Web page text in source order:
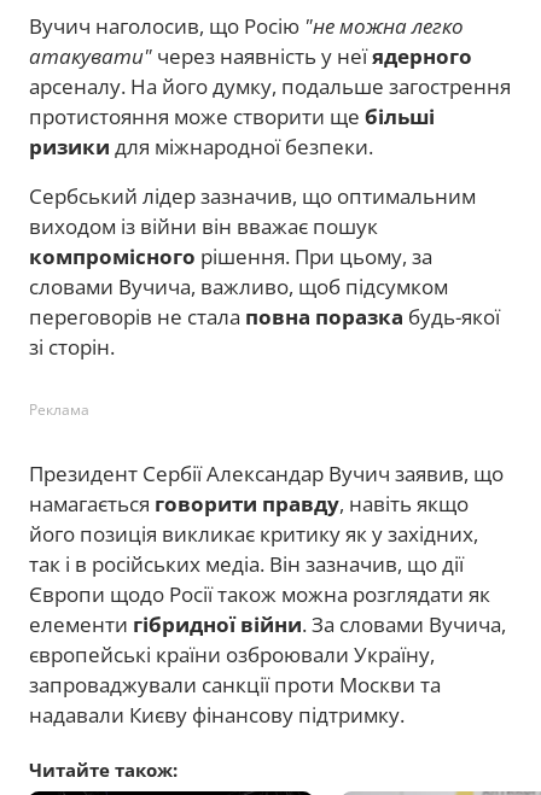
Вучич наголосив, що Росію "не можна легко
атакувати" через наявність у неїядерного
арсеналу. На його думку, подальше загострення
протистояння може створити ще більші
ризики для міжнародної безпеки.
Сербський лідер зазначив, що оптимальним
виходом із війни він вважає пошук
компромісного рішення. При цьому, за
словами Вучича, важливо, щоб підсумком
переговорів не стала повна поразка будь-якої
зі сторін.
Реклама
Президент Сербії Александар Вучич заявив, що
намагається говорити правду, навіть якщо
його позиція викликає критику як у західних,
так і в російських медіа. Він зазначив, що дії
Європи щодо Росії також можна розглядати як
елементи гібридної війни. За словами Вучича,
європейські країни озброювали Україну,
запроваджували санкції проти Москви та
надавали Києву фінансову підтримку.
Читайте також: